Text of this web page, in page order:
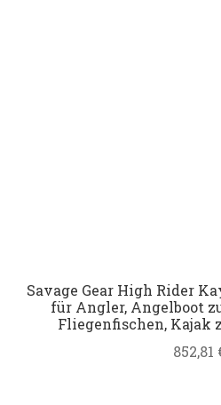
Savage Gear High Rider
für Angler, Angelboot
Fliegenfischen, Kajak
852,81